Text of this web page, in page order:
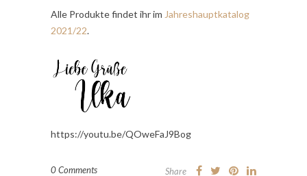
Alle Produkte findet ihr im Jahreshauptkatalog
2021/22.
https://youtu.be/QOweFaJ9Bog
0 Comments Share